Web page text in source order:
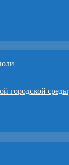
городской среды